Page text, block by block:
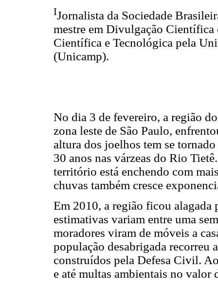
IJornalista da Sociedade
mestre em Divulgação
Científica e Tecnológica pela
(Unicamp).
No dia 3 de fevereiro, a região
zona leste de São Paulo,
altura dos joelhos tem se
30 anos nas várzeas do Rio
território está enchendo com
chuvas também cresce
Em 2010, a região ficou alagada
estimativas variam entre uma
moradores viram de móveis a
população desabrigada recorreu
construídos pela Defesa Civil.
e até multas ambientais no valor